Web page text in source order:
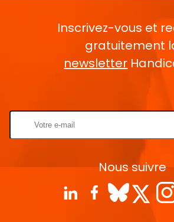
Inscrivez-vous et
gratuitement
newsletter
Nous suivre